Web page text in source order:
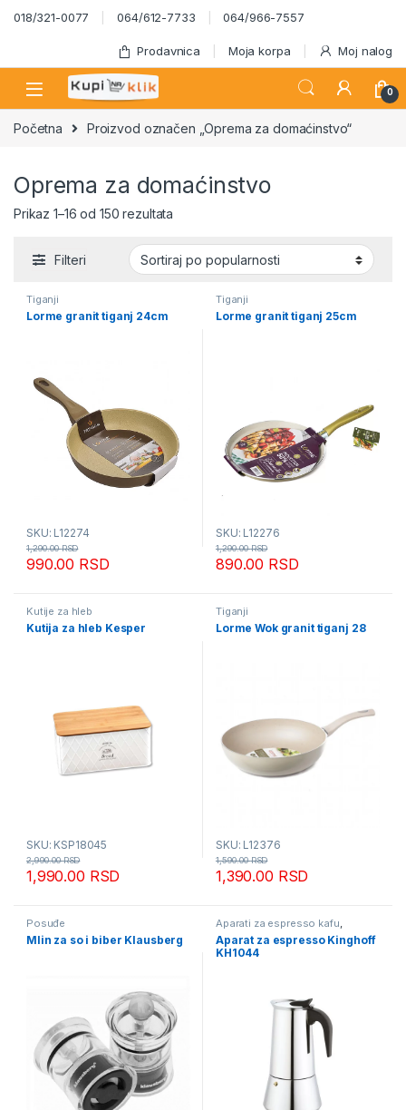
Skip to navigation
Skip to content
018/321-0077 064/612-7733 064/966-7557
Prodavnica Moja korpa Moj nalog
0
Početna Proizvod označen „Oprema za domaćinstvo“
Oprema za domaćinstvo
Prikaz 1–16 od 150 rezultata
Filteri
Tiganji
Lorme granit tiganj 24cm
SKU: L12274
990.00 RSD
1,290.00RSD
Tiganji
Lorme granit tiganj 25cm
SKU: L12276
890.00 RSD
1,290.00RSD
Kutije za hleb
Kutija za hleb Kesper
SKU: KSP18045
1,990.00 RSD
2,990.00RSD
Tiganji
Lorme Wok granit tiganj 28
SKU: L12376
1,390.00 RSD
1,590.00RSD
Posuđe
Mlin za so i biber Klausberg
Aparati za espresso kafu,
Aparati za kafu
Aparat za espresso Kinghoff
KH1044